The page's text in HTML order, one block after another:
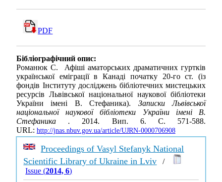
PDF
Бібліографічний опис:
Романюк С. Афіші аматорських драматичних гуртків
української еміграції в Канаді початку 20-го ст. (із
фондів Інституту досліджень бібліотечних мистецьких
ресурсів Львівської національної наукової бібліотеки
України імені В. Стефаника). Записки Львівської
національної наукової бібліотеки України імені В.
Стефаника . 2014. Вип. 6. С. 571-588.
URL: http://jnas.nbuv.gov.ua/article/UJRN-0000706908
Proceedings of Vasyl Stefanyk National
Scientific Library of Ukraine in Lviv /
Issue (2014, 6)